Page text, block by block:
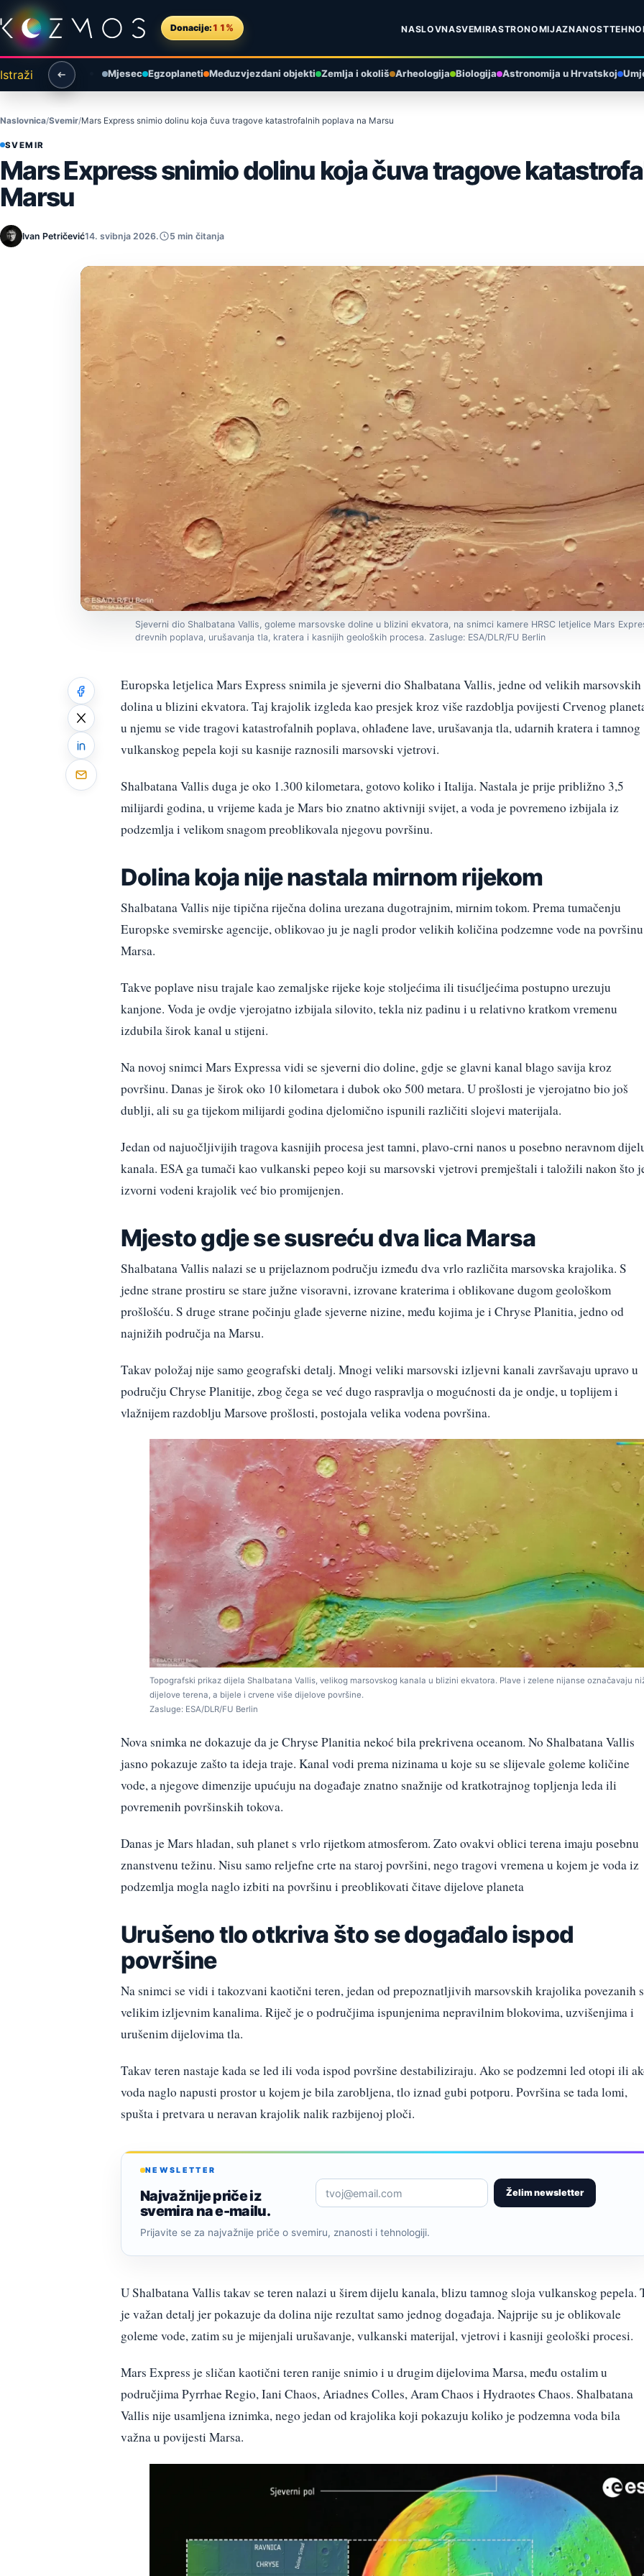
Preskoči na sadržaj
Donacije: 11% NASLOVNASVEMIRASTRONOMIJAZNANOST
Istraži Mjesec Egzoplaneti Međuzvjezdani objekti Zemlja i okoliš Arheologija Biologija Astronomija u Hrvatskoj
Naslovnica Svemir Mars Express snimio dolinu koja čuva tragove katastrofalnih poplava na Marsu
SVEMIR
Mars Express snimio dolinu koja čuva tragove
Marsu
Ivan Petričević14. svibnja 2026. 5 min čitanja
Sjeverni dio Shalbatana Vallis, goleme marsovske doline u blizini ekvatora, na snimci kamere HRSC letjelice Mars
drevnih poplava, urušavanja tla, kratera i kasnijih geoloških procesa. Zasluge: ESA/DLR/FU Berlin
Europska letjelica Mars Express snimila je sjeverni dio Shalbatana Vallis, jedne od velikih marsovskih
dolina u blizini ekvatora. Taj krajolik izgleda kao presjek kroz više razdoblja povijesti Crvenog
u njemu se vide tragovi katastrofalnih poplava, ohlađene lave, urušavanja tla, udarnih kratera i tamnog
vulkanskog pepela koji su kasnije raznosili marsovski vjetrovi.
Shalbatana Vallis duga je oko 1.300 kilometara, gotovo koliko i Italija. Nastala je prije približno 3,5
milijardi godina, u vrijeme kada je Mars bio znatno aktivniji svijet, a voda je povremeno izbijala iz
podzemlja i velikom snagom preoblikovala njegovu površinu.
Dolina koja nije nastala mirnom rijekom
Shalbatana Vallis nije tipična riječna dolina urezana dugotrajnim, mirnim tokom. Prema tumačenju
Europske svemirske agencije, oblikovao ju je nagli prodor velikih količina podzemne vode na površinu
Marsa.
Takve poplave nisu trajale kao zemaljske rijeke koje stoljećima ili tisućljećima postupno urezuju
kanjone. Voda je ovdje vjerojatno izbijala silovito, tekla niz padinu i u relativno kratkom vremenu
izdubila širok kanal u stijeni.
Na novoj snimci Mars Expressa vidi se sjeverni dio doline, gdje se glavni kanal blago savija kroz
površinu. Danas je širok oko 10 kilometara i dubok oko 500 metara. U prošlosti je vjerojatno bio još
dublji, ali su ga tijekom milijardi godina djelomično ispunili različiti slojevi materijala.
Jedan od najuočljivijih tragova kasnijih procesa jest tamni, plavo-crni nanos u posebno neravnom
kanala. ESA ga tumači kao vulkanski pepeo koji su marsovski vjetrovi premještali i taložili nakon što
izvorni vodeni krajolik već bio promijenjen.
Mjesto gdje se susreću dva lica Marsa
Shalbatana Vallis nalazi se u prijelaznom području između dva vrlo različita marsovska krajolika. S
jedne strane prostiru se stare južne visoravni, izrovane kraterima i oblikovane dugom geološkom
prošlošću. S druge strane počinju glađe sjeverne nizine, među kojima je i Chryse Planitia, jedno od
najnižih područja na Marsu.
Takav položaj nije samo geografski detalj. Mnogi veliki marsovski izljevni kanali završavaju upravo u
području Chryse Planitije, zbog čega se već dugo raspravlja o mogućnosti da je ondje, u toplijem i
vlažnijem razdoblju Marsove prošlosti, postojala velika vodena površina.
Topografski prikaz dijela Shalbatana Vallis, velikog marsovskog kanala u blizini ekvatora. Plave i zelene nijanse označavaju
dijelove terena, a bijele i crvene više dijelove površine.
Zasluge: ESA/DLR/FU Berlin
Nova snimka ne dokazuje da je Chryse Planitia nekoć bila prekrivena oceanom. No Shalbatana Vallis
jasno pokazuje zašto ta ideja traje. Kanal vodi prema nizinama u koje su se slijevale goleme količine
vode, a njegove dimenzije upućuju na događaje znatno snažnije od kratkotrajnog topljenja leda ili
povremenih površinskih tokova.
Danas je Mars hladan, suh planet s vrlo rijetkom atmosferom. Zato ovakvi oblici terena imaju posebnu
znanstvenu težinu. Nisu samo reljefne crte na staroj površini, nego tragovi vremena u kojem je voda iz
podzemlja mogla naglo izbiti na površinu i preoblikovati čitave dijelove planeta
Urušeno tlo otkriva što se događalo ispod
površine
Na snimci se vidi i takozvani kaotični teren, jedan od prepoznatljivih marsovskih krajolika povezanih s
velikim izljevnim kanalima. Riječ je o područjima ispunjenima nepravilnim blokovima, uzvišenjima i
urušenim dijelovima tla.
Takav teren nastaje kada se led ili voda ispod površine destabiliziraju. Ako se podzemni led otopi ili
voda naglo napusti prostor u kojem je bila zarobljena, tlo iznad gubi potporu. Površina se tada lomi,
spušta i pretvara u neravan krajolik nalik razbijenoj ploči.
NEWSLETTER
Najvažnije priče iz
svemira na e-mailu.
Želim newsletter
Prijavite se za najvažnije priče o svemiru, znanosti i tehnologiji.
U Shalbatana Vallis takav se teren nalazi u širem dijelu kanala, blizu tamnog sloja vulkanskog pepela.
je važan detalj jer pokazuje da dolina nije rezultat samo jednog događaja. Najprije su je oblikovale
goleme vode, zatim su je mijenjali urušavanje, vulkanski materijal, vjetrovi i kasniji geološki procesi.
Mars Express je sličan kaotični teren ranije snimio i u drugim dijelovima Marsa, među ostalim u
područjima Pyrrhae Regio, Iani Chaos, Ariadnes Colles, Aram Chaos i Hydraotes Chaos. Shalbatana
Vallis nije usamljena iznimka, nego jedan od krajolika koji pokazuju koliko je podzemna voda bila
važna u povijesti Marsa.